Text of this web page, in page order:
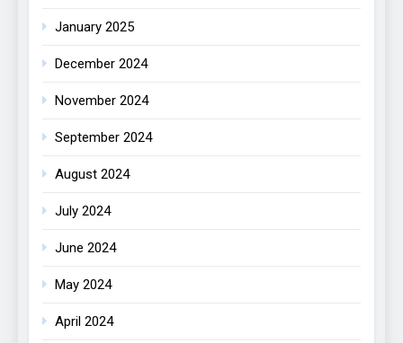
January 2025
December 2024
November 2024
September 2024
August 2024
July 2024
June 2024
May 2024
April 2024